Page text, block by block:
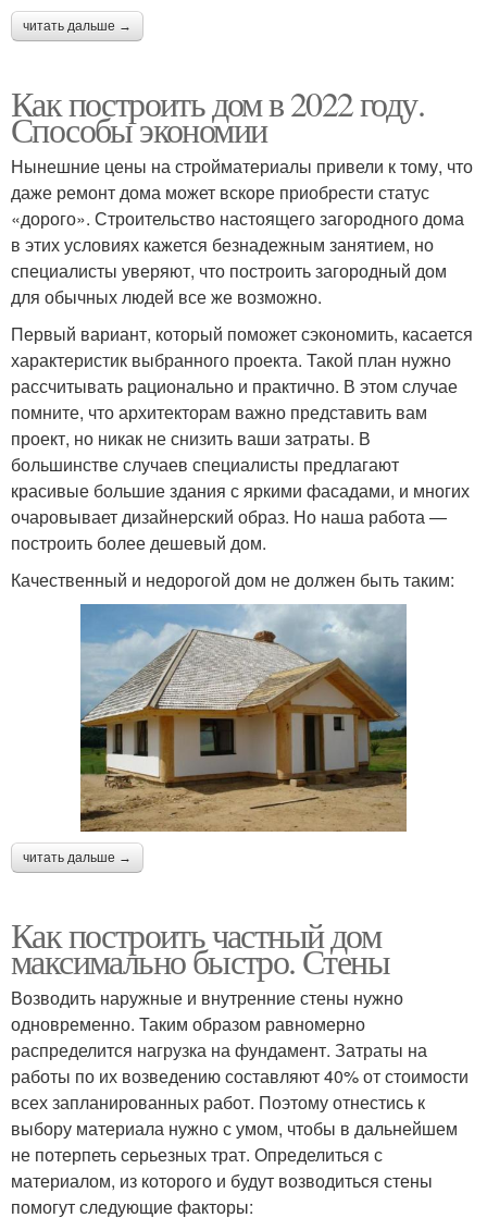
читать дальше →
Как построить дом в 2022 году.
Способы экономии
Нынешние цены на стройматериалы привели к тому, что
даже ремонт дома может вскоре приобрести статус
«дорого». Строительство настоящего загородного дома
в этих условиях кажется безнадежным занятием, но
специалисты уверяют, что построить загородный дом
для обычных людей все же возможно.
Первый вариант, который поможет сэкономить, касается
характеристик выбранного проекта. Такой план нужно
рассчитывать рационально и практично. В этом случае
помните, что архитекторам важно представить вам
проект, но никак не снизить ваши затраты. В
большинстве случаев специалисты предлагают
красивые большие здания с яркими фасадами, и многих
очаровывает дизайнерский образ. Но наша работа —
построить более дешевый дом.
Качественный и недорогой дом не должен быть таким:
читать дальше →
Как построить частный дом
максимально быстро. Стены
Возводить наружные и внутренние стены нужно
одновременно. Таким образом равномерно
распределится нагрузка на фундамент. Затраты на
работы по их возведению составляют 40% от стоимости
всех запланированных работ. Поэтому отнестись к
выбору материала нужно с умом, чтобы в дальнейшем
не потерпеть серьезных трат. Определиться с
материалом, из которого и будут возводиться стены
помогут следующие факторы: